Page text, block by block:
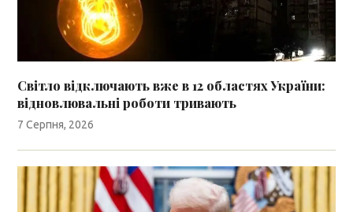
Світло відключають вже в 12 областях України:
відновлювальні роботи тривають
7 Серпня, 2026